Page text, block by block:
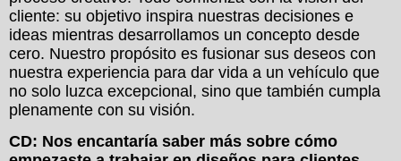
cliente: su objetivo inspira nuestras decisiones e
ideas mientras desarrollamos un concepto desde
cero. Nuestro propósito es fusionar sus deseos con
nuestra experiencia para dar vida a un vehículo que
no solo luzca excepcional, sino que también cumpla
plenamente con su visión.
CD: Nos encantaría saber más sobre cómo